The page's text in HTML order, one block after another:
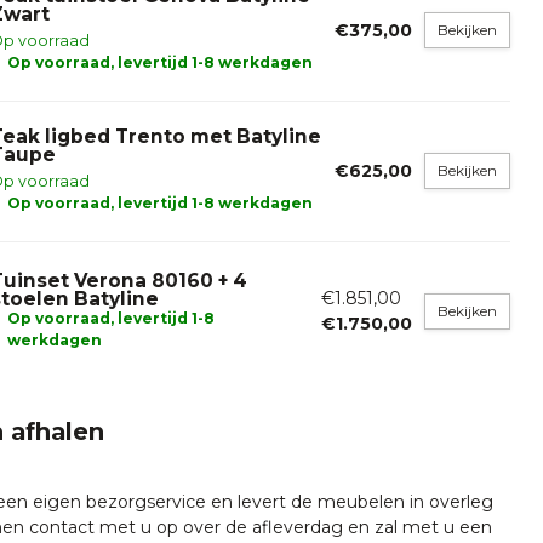
voorraad
Op voorraad, levertijd 1-8 werkdagen
€375,00 Bekijken
ligbed Trento met Batyline
voorraad
Op voorraad, levertijd 1-8 werkdagen
€625,00 Bekijken
Verona 80160 + 4
Batyline
Op voorraad, levertijd 1-8
werkdagen
€1.851,00
€1.750,00
Bekijken
afhalen
eigen bezorgservice en levert de meubelen in overleg
contact met u op over de afleverdag en zal met u een